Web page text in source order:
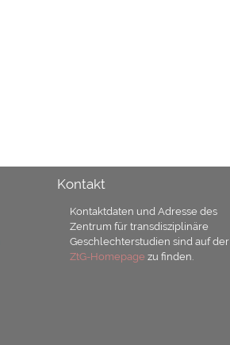
Kontakt
Kontaktdaten und Adresse des
Zentrum für transdisziplinäre
Geschlechterstudien sind auf der
ZtG-Homepagezu finden.